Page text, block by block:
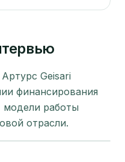
Geisari
финансирования
модели работы
отрасли.